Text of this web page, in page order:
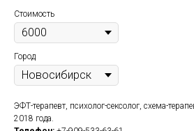
Стоимость
Город
ЭФТ-терапевт, психолог-сексолог, схема-
2018 года.